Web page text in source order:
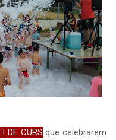
DE CURS que celebrarem